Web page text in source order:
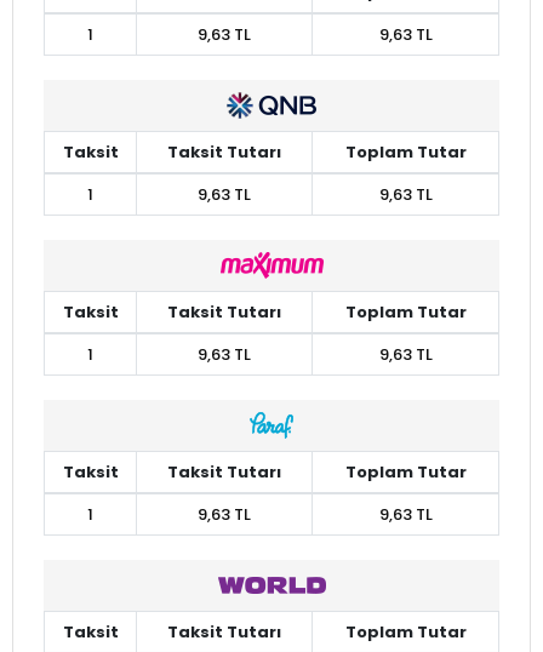
1
9,63 TL 9,63 TL
Taksit Taksit Tutarı
Toplam Tutar
1
9,63 TL 9,63 TL
Taksit Taksit Tutarı
Toplam Tutar
1
9,63 TL 9,63 TL
Taksit Taksit Tutarı
Toplam Tutar
1
9,63 TL 9,63 TL
Taksit Taksit Tutarı
Toplam Tutar